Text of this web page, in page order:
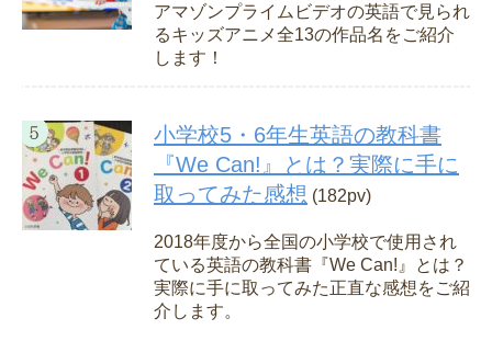
アマゾンプライムビデオの英語で見られ
るキッズアニメ全13の作品名をご紹介
します！
小学校5・6年生英語の教科書
『We Can!』とは？実際に手に
取ってみた感想 (182pv)
2018年度から全国の小学校で使用され
ている英語の教科書『We Can!』とは？
実際に手に取ってみた正直な感想をご紹
介します。